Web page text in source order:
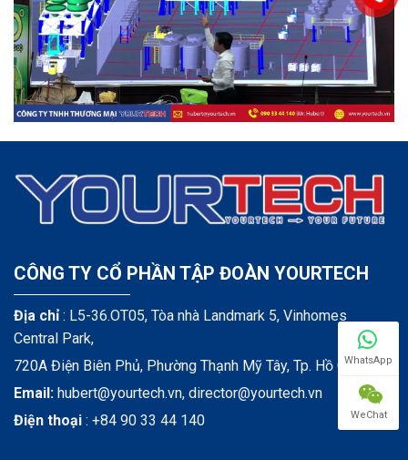
CÔNG TY CỔ PHẦN TẬP ĐOÀN YOURTECH
Địa chỉ: L5-36.OT05, Tòa nhà Landmark 5, Vinhomes
Central Park,
720A Điện Biên Phủ, Phường Thạnh Mỹ Tây, Tp. Hồ Chí Minh
Email: hubert@yourtech.vn, director@yourtech.vn
Điện thoại : +84 90 33 44 140
WhatsApp
WeChat